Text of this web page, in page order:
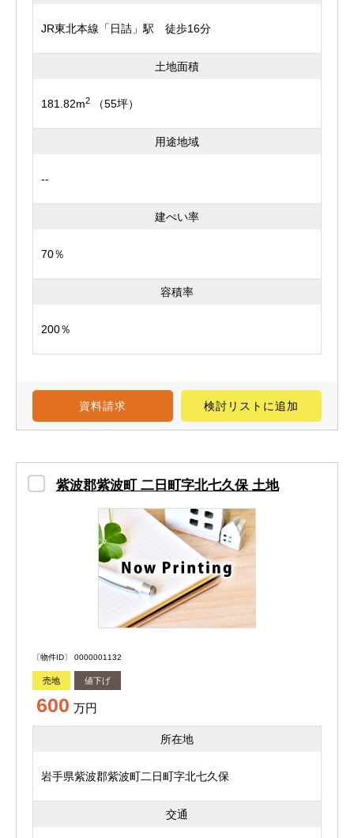
JR東北本線「日詰」駅 徒歩16分
土地面積
181.82m2 （55坪）
用途地域
--
建ぺい率
70％
容積率
200％
資料請求 検討リスト に追加
紫波郡紫波町 二日町字北七久保 土地
〔物件ID〕 0000001132
売地 値下げ
600 万円
所在地
岩手県紫波郡紫波町二日町字北七久保
交通